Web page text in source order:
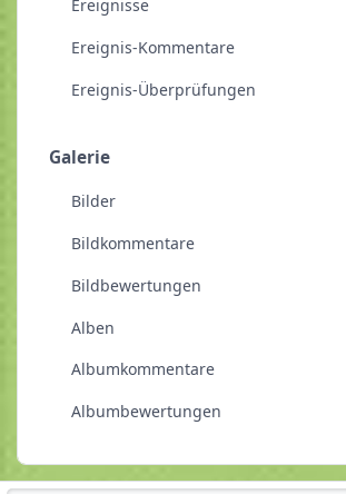
Ereignisse
Ereignis-Kommentare
Ereignis-Überprüfungen
Galerie
Bilder
Bildkommentare
Bildbewertungen
Alben
Albumkommentare
Albumbewertungen